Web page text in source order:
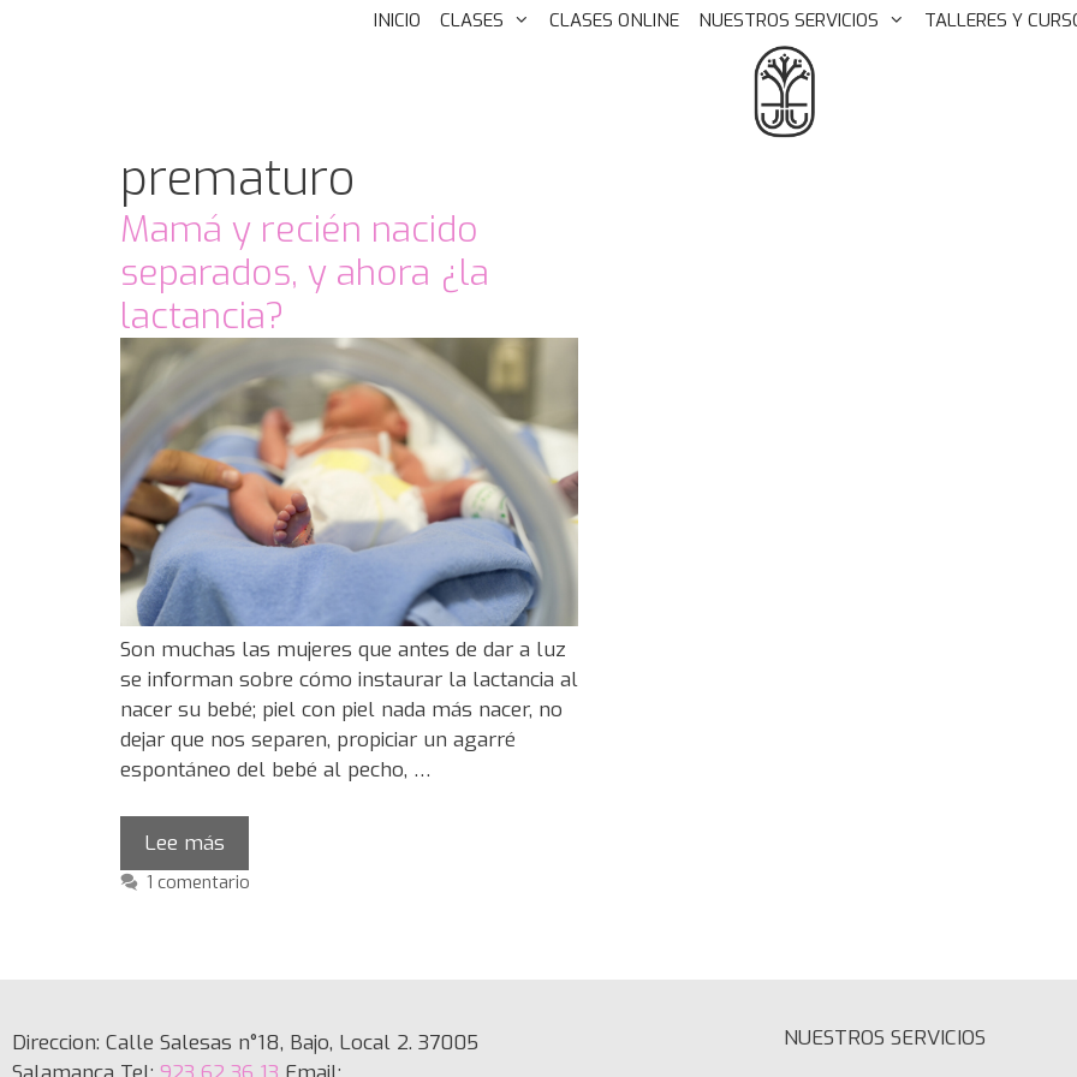
INICIO CLASES CLASES ONLINE NUESTROS SERVICIOS TALLERES Y
prematuro
Mamá y recién nacido
separados, y ahora ¿la
lactancia?
Son muchas las mujeres que antes de dar a luz
se informan sobre cómo instaurar la lactancia al
nacer su bebé; piel con piel nada más nacer, no
dejar que nos separen, propiciar un agarré
espontáneo del bebé al pecho, …
Lee más
1 comentario
Direccion: Calle Salesas n°18, Bajo, Local 2. 37005
NUESTROS SERVICIOS